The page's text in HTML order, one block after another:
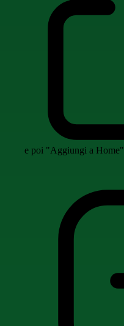
e poi "Aggiungi a Home"